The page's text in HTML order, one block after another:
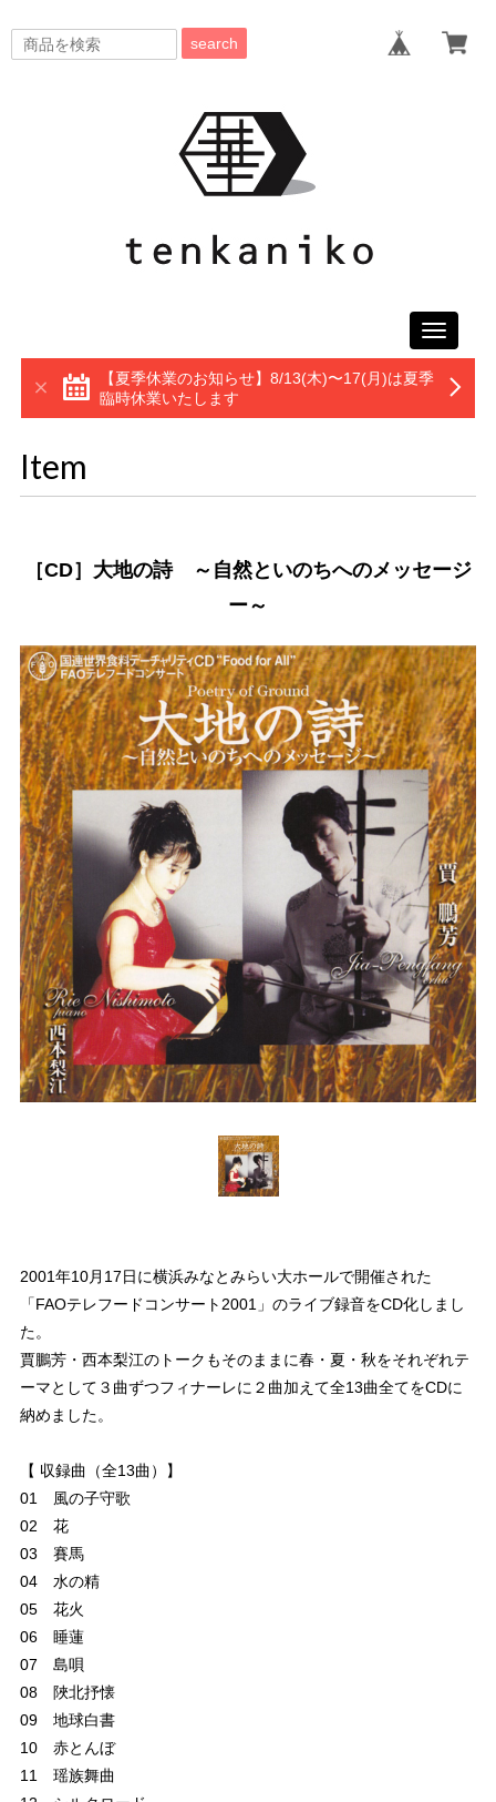
search
Toggle
【夏季休業のお知らせ】8/13(木)〜17(月)は夏季
臨時休業いたします
Item
［CD］大地の詩 ～自然といのちへのメッセージ
ー～
2001年10月17日に横浜みなとみらい大ホールで開催された
「FAOテレフードコンサート2001」のライブ録音をCD化しまし
た。
賈鵬芳・西本梨江のトークもそのままに春・夏・秋をそれぞれテ
ーマとして３曲ずつフィナーレに２曲加えて全13曲全てをCDに
納めました。
【 収録曲（全13曲）】
01 風の子守歌
02 花
03 賽馬
04 水の精
05 花火
06 睡蓮
07 島唄
08 陜北抒懐
09 地球白書
10 赤とんぼ
11 瑶族舞曲